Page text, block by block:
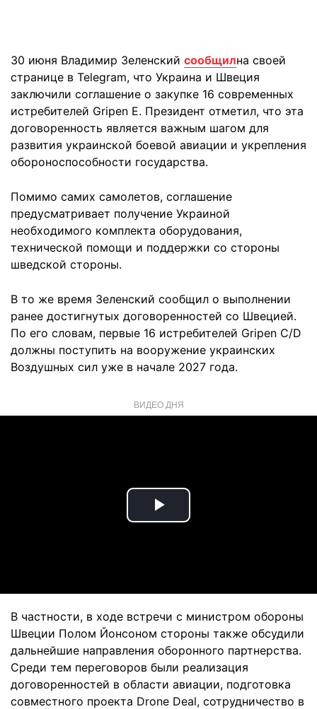
30 июня Владимир Зеленский сообщилна своей
странице в Telegram, что Украина и Швеция
заключили соглашение о закупке 16 современных
истребителей Gripen E. Президент отметил, что эта
договоренность является важным шагом для
развития украинской боевой авиации и укрепления
обороноспособности государства.
Помимо самих самолетов, соглашение
предусматривает получение Украиной
необходимого комплекта оборудования,
технической помощи и поддержки со стороны
шведской стороны.
В то же время Зеленский сообщил о выполнении
ранее достигнутых договоренностей со Швецией.
По его словам, первые 16 истребителей Gripen C/D
должны поступить на вооружение украинских
Воздушных сил уже в начале 2027 года.
ВИДЕО ДНЯ
Play
В частности, в ходе встречи с министром обороны
Швеции Полом Йонсоном стороны также обсудили
дальнейшие направления оборонного партнерства.
Среди тем переговоров были реализация
договоренностей в области авиации, подготовка
совместного проекта Drone Deal, сотрудничество в